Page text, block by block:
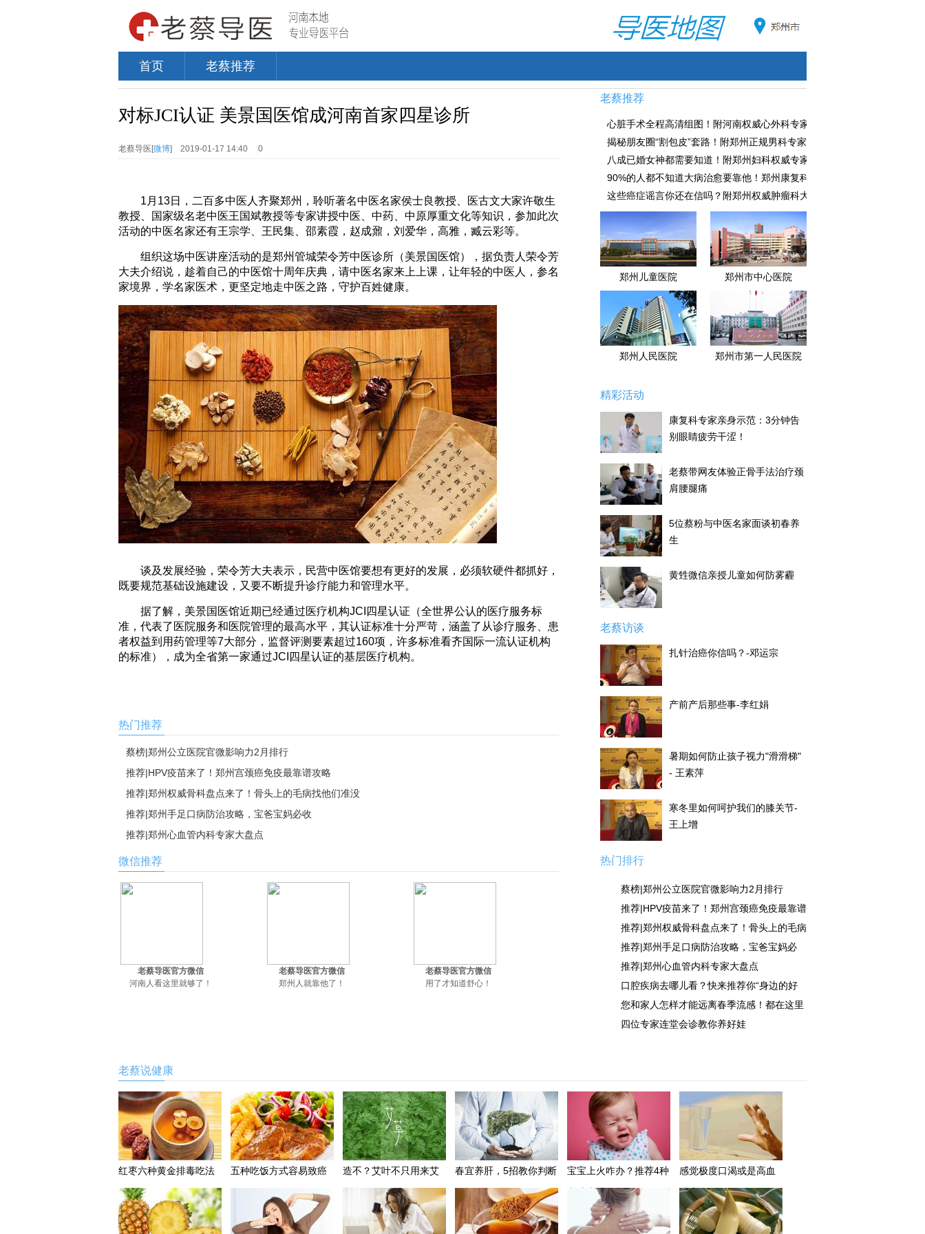
首页 老蔡推荐
对标JCI认证 美景国医馆成河南首家四星诊所
老蔡导医 [微博] 2019-01-17 14:40 0
1月13日，二百多中医人齐聚郑州，聆听著名中医名家侯士良教授、医古文大家许敬生
教授、国家级名老中医王国斌教授等专家讲授中医、中药、中原厚重文化等知识，参加此次
活动的中医名家还有王宗学、王民集、邵素霞，赵成鼐，刘爱华，高雅，臧云彩等。
组织这场中医讲座活动的是郑州管城荣令芳中医诊所（美景国医馆），据负责人荣令芳
大夫介绍说，趁着自己的中医馆十周年庆典，请中医名家来上上课，让年轻的中医人，参名
家境界，学名家医术，更坚定地走中医之路，守护百姓健康。
谈及发展经验，荣令芳大夫表示，民营中医馆要想有更好的发展，必须软硬件都抓好，
既要规范基础设施建设，又要不断提升诊疗能力和管理水平。
据了解，美景国医馆近期已经通过医疗机构JCI四星认证（全世界公认的医疗服务标
准，代表了医院服务和医院管理的最高水平，其认证标准十分严苛，涵盖了从诊疗服务、患
者权益到用药管理等7大部分，监督评测要素超过160项，许多标准看齐国际一流认证机构
的标准），成为全省第一家通过JCI四星认证的基层医疗机构。
热门推荐
蔡榜|郑州公立医院官微影响力2月排行
推荐|HPV疫苗来了！郑州宫颈癌免疫最靠谱攻略
推荐|郑州权威骨科盘点来了！骨头上的毛病找他们准没
错
推荐|郑州手足口病防治攻略，宝爸宝妈必收
推荐|郑州心血管内科专家大盘点
微信推荐
老蔡导医官方微信
河南人看这里就够了！
老蔡导医官方微信
郑州人就靠他了！
老蔡导医官方微信
用了才知道舒心！
老蔡推荐
心脏手术全程高清组图！附河南权威心外科专家推荐
揭秘朋友圈“割包皮”套路！附郑州正规男科专家大全
八成已婚女神都需要知道！附郑州妇科权威专家大盘点
90%的人都不知道大病治愈要靠他！郑州康复科专家大盘点
这些癌症谣言你还在信吗？附郑州权威肿瘤科大盘点
郑州儿童医院 郑州市中心医院
郑州人民医院 郑州市第一人民医院
精彩活动
康复科专家亲身示范：3分钟告
别眼睛疲劳干涩！
老蔡带网友体验正骨手法治疗颈
肩腰腿痛
5位蔡粉与中医名家面谈初春养
生
黄甡微信亲授儿童如何防雾霾
老蔡访谈
扎针治癌你信吗？-邓运宗
产前产后那些事-李红娟
暑期如何防止孩子视力"滑滑梯"
- 王素萍
寒冬里如何呵护我们的膝关节-
王上增
热门排行
蔡榜|郑州公立医院官微影响力2月排行
推荐|HPV疫苗来了！郑州宫颈癌免疫最靠谱
攻略！
推荐|郑州权威骨科盘点来了！骨头上的毛病
找他们准没错
推荐|郑州手足口病防治攻略，宝爸宝妈必
收！
推荐|郑州心血管内科专家大盘点
口腔疾病去哪儿看？快来推荐你“身边的好
牙医”吧！
您和家人怎样才能远离春季流感！都在这里
四位专家连堂会诊教你养好娃
老蔡说健康
红枣六种黄金排毒吃法 五种吃饭方式容易致癌
造不？艾叶不只用来艾
春宜养肝，5招教你判断
肝好不好？
宝宝上火咋办？推荐4种
办法来清热
感觉极度口渴或是高血
糖来了